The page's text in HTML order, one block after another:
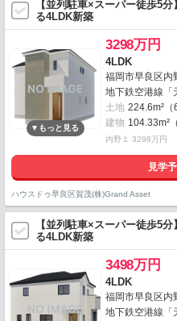
【並列駐車×スーパー徒歩5
る4LDK新築
3298万円
4LDK
福岡市早良区内
地下鉄空港線「
土地 224.6m²（
建物 104.33m²
内野１ 3298万円
見学
ハウスドゥ早良区賀茂(株)Grand Asset
【並列駐車×スーパー徒歩5
る4LDK新築
3498万円
4LDK
福岡市早良区内
地下鉄空港線「